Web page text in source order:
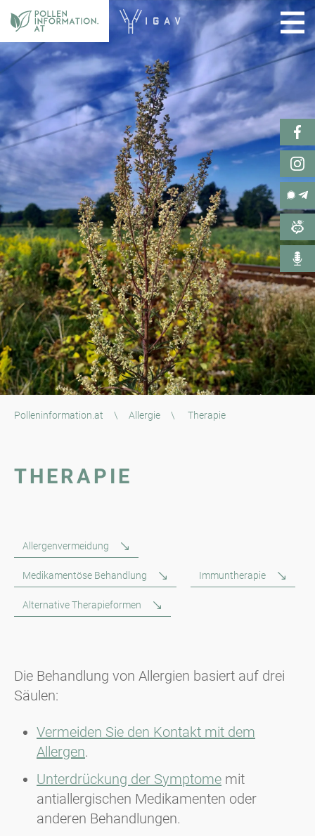
Polleninformation.at \ Allergie \ Therapie
THERAPIE
Allergenvermeidung
Medikamentöse Behandlung Immuntherapie
Alternative Therapieformen
Die Behandlung von Allergien basiert auf drei
Säulen:
Vermeiden Sie den Kontakt mit dem
Allergen.
Unterdrückung der Symptome mit
antiallergischen Medikamenten oder
anderen Behandlungen.